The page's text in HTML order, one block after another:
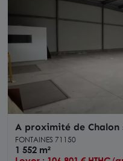
A proximité de
à louer
FONTAINES 71150
1 552 m²